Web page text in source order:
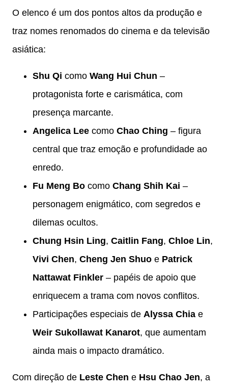
O elenco é um dos pontos altos da produção e
traz nomes renomados do cinema e da televisão
asiática:
Shu Qi como Wang Hui Chun –
protagonista forte e carismática, com
presença marcante.
Angelica Lee como Chao Ching – figura
central que traz emoção e profundidade ao
enredo.
Fu Meng Bo como Chang Shih Kai –
personagem enigmático, com segredos e
dilemas ocultos.
Chung Hsin Ling, Caitlin Fang, Chloe Lin,
Vivi Chen, Cheng Jen Shuo e Patrick
Nattawat Finkler – papéis de apoio que
enriquecem a trama com novos conflitos.
Participações especiais de Alyssa Chia e
Weir Sukollawat Kanarot, que aumentam
ainda mais o impacto dramático.
Com direção de Leste Chen e Hsu Chao Jen, a